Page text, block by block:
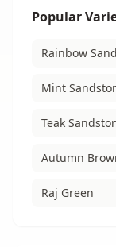
Popular
Rainbow
Mint
Teak
Autumn
Raj Green